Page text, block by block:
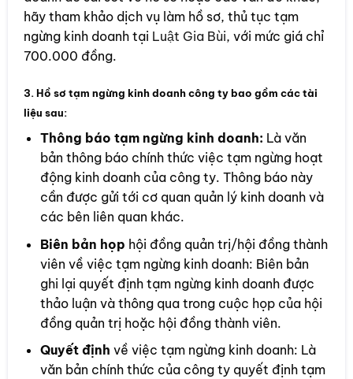
hãy tham khảo dịch vụ làm hồ sơ, thủ tục tạm
ngừng kinh doanh tại Luật Gia Bùi, với mức giá chỉ
700.000 đồng.
3. Hồ sơ tạm ngừng kinh doanh công ty bao gồm các tài
liệu sau:
Thông báo tạm ngừng kinh doanh: Là văn
bản thông báo chính thức việc tạm ngừng hoạt
động kinh doanh của công ty. Thông báo này
cần được gửi tới cơ quan quản lý kinh doanh và
các bên liên quan khác.
Biên bản họp hội đồng quản trị/hội đồng thành
viên về việc tạm ngừng kinh doanh: Biên bản
ghi lại quyết định tạm ngừng kinh doanh được
thảo luận và thông qua trong cuộc họp của hội
đồng quản trị hoặc hội đồng thành viên.
Quyết định về việc tạm ngừng kinh doanh: Là
văn bản chính thức của công ty quyết định tạm